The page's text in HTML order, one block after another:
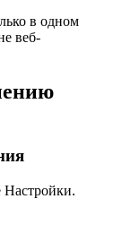
в одном
веб-